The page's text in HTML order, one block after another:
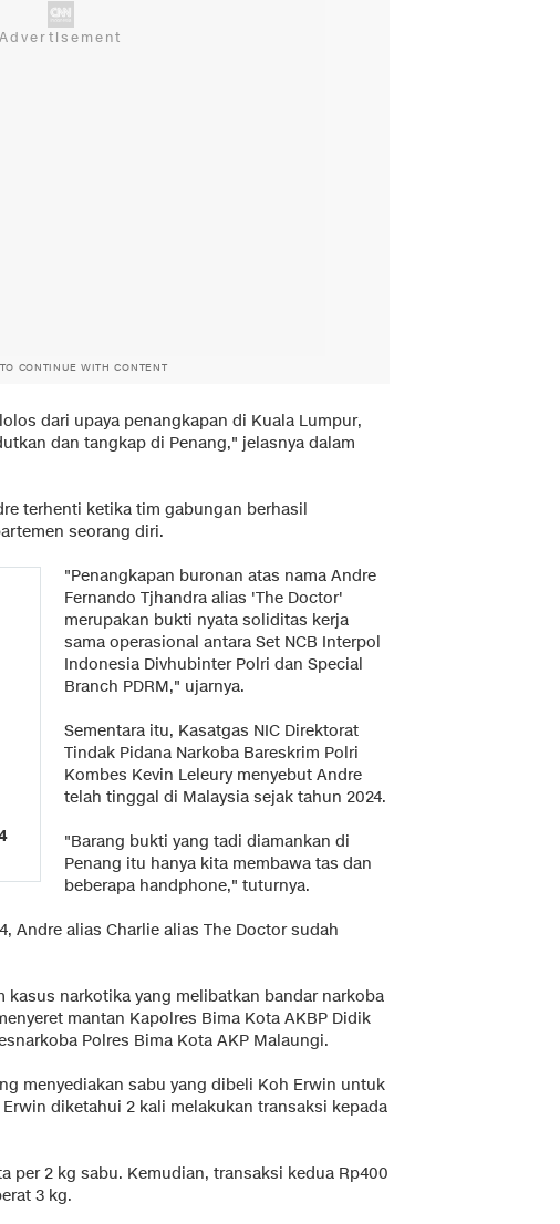
CONTINUE WITH CONTENT
dari upaya penangkapan di Kuala Lumpur,
dan tangkap di Penang," jelasnya dalam
terhenti ketika tim gabungan berhasil
seorang diri.
"Penangkapan buronan atas nama Andre
Fernando Tjhandra alias 'The Doctor'
merupakan bukti nyata soliditas kerja
sama operasional antara Set NCB Interpol
Indonesia Divhubinter Polri dan Special
Branch PDRM," ujarnya.
Sementara itu, Kasatgas NIC Direktorat
Tindak Pidana Narkoba Bareskrim Polri
Kombes Kevin Leleury menyebut Andre
telah tinggal di Malaysia sejak tahun 2024.
"Barang bukti yang tadi diamankan di
Penang itu hanya kita membawa tas dan
beberapa handphone," tuturnya.
Andre alias Charlie alias The Doctor sudah
kasus narkotika yang melibatkan bandar narkoba
mantan Kapolres Bima Kota AKBP Didik
Polres Bima Kota AKP Malaungi.
menyediakan sabu yang dibeli Koh Erwin untuk
diketahui 2 kali melakukan transaksi kepada
per 2 kg sabu. Kemudian, transaksi kedua Rp400
3 kg.